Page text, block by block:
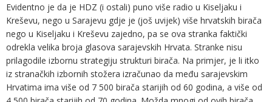
Evidentno je da je HDZ (i ostali) puno više radio u Kiseljaku i
Kreševu, nego u Sarajevu gdje je (još uvijek) više hrvatskih birača
nego u Kiseljaku i Kreševu zajedno, pa se ova stranka faktički
odrekla velika broja glasova sarajevskih Hrvata. Stranke nisu
prilagodile izbornu strategiju strukturi birača. Na primjer, je li itko
iz stranačkih izbornih stožera izračunao da među sarajevskim
Hrvatima ima više od 7 500 birača starijih od 60 godina, a više od